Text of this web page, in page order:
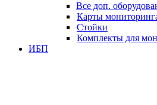
Все доп.
Карты
Стойки
Комплекты для
ИБП